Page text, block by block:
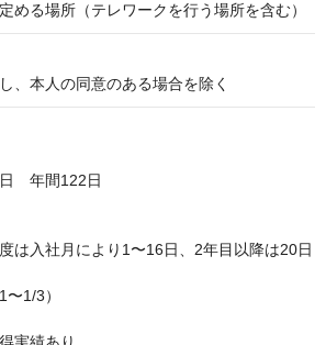
める場所（テレワークを行う場所を含む）
、本人の同意のある場合を除く
　年間122日
は入社月により1〜16日、2年目以降は20日
1/3）